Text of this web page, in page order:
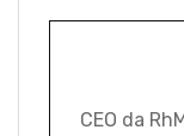
CEO da